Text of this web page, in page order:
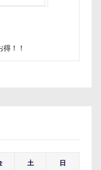
！！
土 日